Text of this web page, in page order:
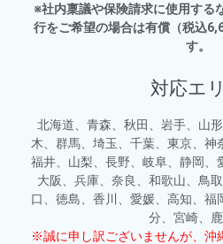
※社内稟議や保険請求に使用する
行をご希望の場合は有償（税込
す。
対応エ
北海道、青森、秋田、岩手、山
木、群馬、埼玉、千葉、東京、神
福井、山梨、長野、岐阜、静岡、
大阪、兵庫、奈良、和歌山、鳥
口、徳島、香川、愛媛、高知、福
分、宮崎、
※誠に申し訳ございませんが、沖